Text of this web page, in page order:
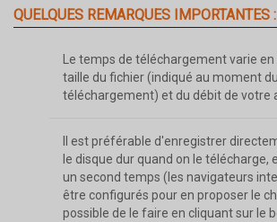
QUELQUES REMARQUES IMPORTANTES :
Le temps de téléchargement varie
taille du fichier (indiqué au moment du
téléchargement) et du débit de votre
Il est préférable d'enregistrer
le disque dur quand on le télécharge,
un second temps (les navigateurs
être configurés pour en proposer le
possible de le faire en cliquant sur le